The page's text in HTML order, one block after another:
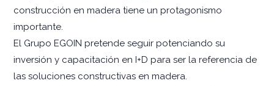
construcción en madera tiene un protagonismo
importante.
El Grupo EGOIN pretende seguir potenciando su
inversión y capacitación en I+D para ser la referencia de
las soluciones constructivas en madera.